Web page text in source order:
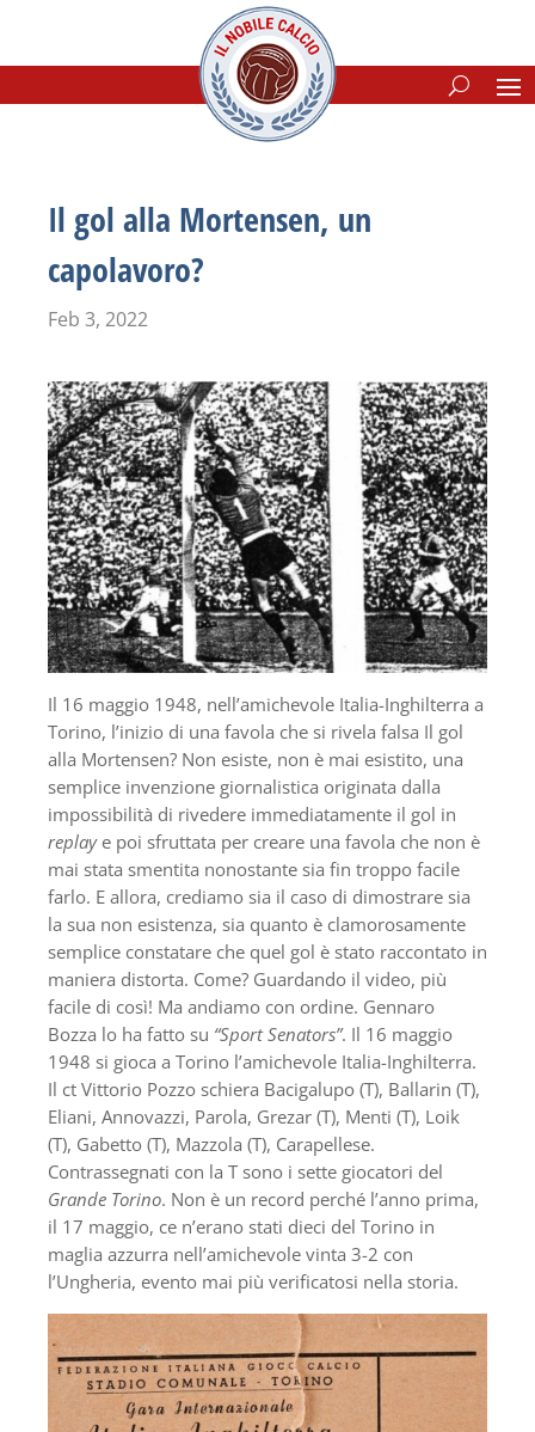
Il gol alla Mortensen, un
capolavoro?
Feb 3, 2022
Il 16 maggio 1948, nell’amichevole Italia-Inghilterra a
Torino, l’inizio di una favola che si rivela falsa Il gol
alla Mortensen? Non esiste, non è mai esistito, una
semplice invenzione giornalistica originata dalla
impossibilità di rivedere immediatamente il gol in
replaye poi sfruttata per creare una favola che non è
mai stata smentita nonostante sia fin troppo facile
farlo. E allora, crediamo sia il caso di dimostrare sia
la sua non esistenza, sia quanto è clamorosamente
semplice constatare che quel gol è stato raccontato in
maniera distorta. Come? Guardando il video, più
facile di così! Ma andiamo con ordine. Gennaro
Bozza lo ha fatto su “Sport Senators”. Il 16 maggio
1948 si gioca a Torino l’amichevole Italia-Inghilterra.
Il ct Vittorio Pozzo schiera Bacigalupo (T), Ballarin (T),
Eliani, Annovazzi, Parola, Grezar (T), Menti (T), Loik
(T), Gabetto (T), Mazzola (T), Carapellese.
Contrassegnati con la T sono i sette giocatori del
Grande Torino. Non è un record perché l’anno prima,
il 17 maggio, ce n’erano stati dieci del Torino in
maglia azzurra nell’amichevole vinta 3-2 con
l’Ungheria, evento mai più verificatosi nella storia.